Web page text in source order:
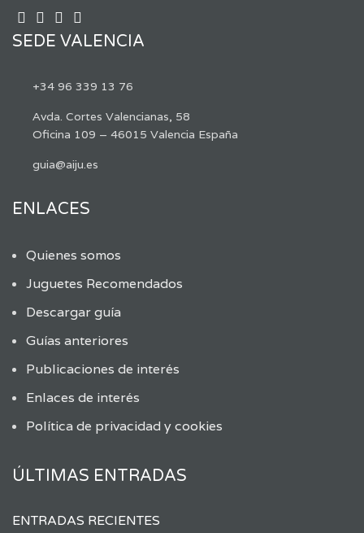
SEDE VALENCIA
+34 96 339 13 76
Avda. Cortes Valencianas, 58
Oficina 109 – 46015 Valencia España
guia@aiju.es
ENLACES
Quienes somos
Juguetes Recomendados
Descargar guía
Guías anteriores
Publicaciones de interés
Enlaces de interés
Política de privacidad y cookies
ÚLTIMAS ENTRADAS
ENTRADAS RECIENTES